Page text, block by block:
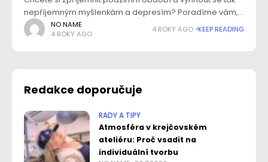
nepříjemným myšlenkám a depresím? Poradíme vám,
jak si užít doma, ať už je za okny jakékoliv počasí. Zkuste
zpomalit, udělat si
NO NAME
4 ROKY AGO
4 ROKY AGO KEEP READING
Redakce doporučuje
RADY A TIPY
Atmosféra v krejčovském
ateliéru: Proč vsadit na
individuální tvorbu